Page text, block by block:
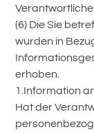
Verantwortliche
(6) Die Sie
wurden in
erhoben.
1.Information
Hat der